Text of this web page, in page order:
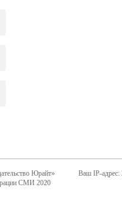
Юрайт»
СМИ 2020
Ваш IP-адрес: